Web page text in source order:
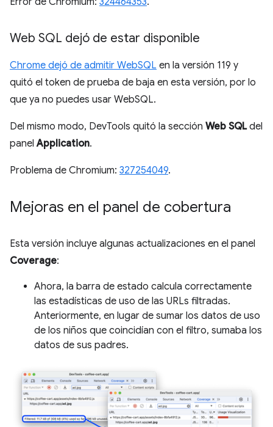
Web SQL dejó de estar disponible
Chrome dejó de admitir WebSQL en la versión 119 y
quitó el token de prueba de baja en esta versión, por lo
que ya no puedes usar WebSQL.
Del mismo modo, DevTools quitó la sección Web SQLdel
panelApplication.
Problema de Chromium: 327254049.
Mejoras en el panel de cobertura
Esta versión incluye algunas actualizaciones en el panel
Coverage:
Ahora, la barra de estado calcula correctamente
las estadísticas de uso de las URLs filtradas.
Anteriormente, en lugar de sumar los datos de uso
de los niños que coincidían con el filtro, sumaba los
datos de sus padres.